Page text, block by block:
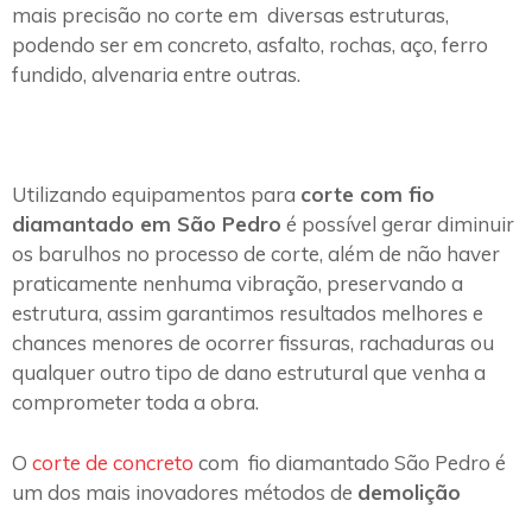
mais precisão no corte em diversas estruturas,
podendo ser em concreto, asfalto, rochas, aço, ferro
fundido, alvenaria entre outras.
Utilizando equipamentos para corte com fio
diamantado em São Pedro é possível gerar diminuir
os barulhos no processo de corte, além de não haver
praticamente nenhuma vibração, preservando a
estrutura, assim garantimos resultados melhores e
chances menores de ocorrer fissuras, rachaduras ou
qualquer outro tipo de dano estrutural que venha a
comprometer toda a obra.
O corte de concreto com fio diamantado São Pedro é
um dos mais inovadores métodos de demolição